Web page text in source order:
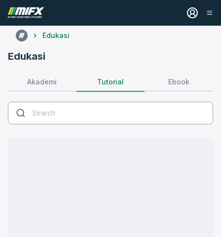
Edukasi
Edukasi
Akademi Tutorial Ebook